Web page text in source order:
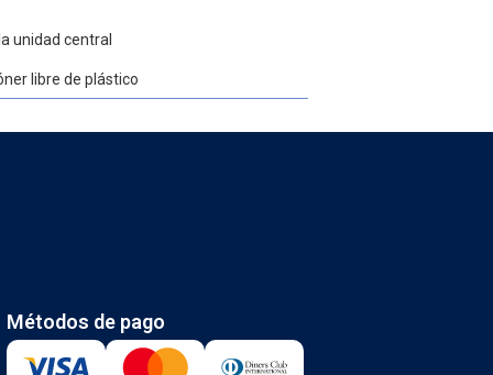
unidad central
libre de plástico
Métodos de pago